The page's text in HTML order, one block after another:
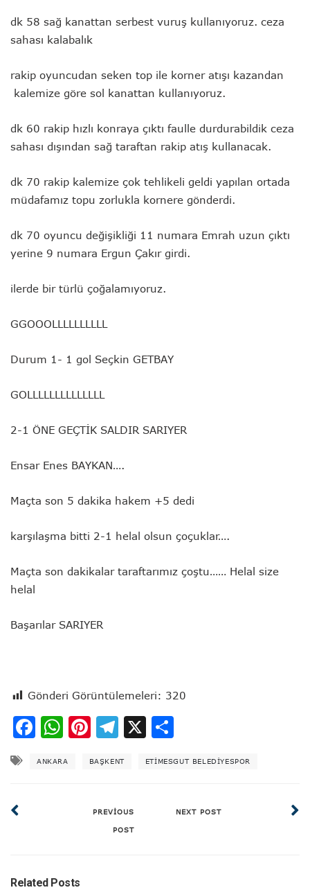
dk 58 sağ kanattan serbest vuruş kullanıyoruz. ceza
sahası kalabalık
rakip oyuncudan seken top ile korner atışı kazandan
kalemize göre sol kanattan kullanıyoruz.
dk 60 rakip hızlı konraya çıktı faulle durdurabildik ceza
sahası dışından sağ taraftan rakip atış kullanacak.
dk 70 rakip kalemize çok tehlikeli geldi yapılan ortada
müdafamız topu zorlukla kornere gönderdi.
dk 70 oyuncu değişikliği 11 numara Emrah uzun çıktı
yerine 9 numara Ergun Çakır girdi.
ilerde bir türlü çoğalamıyoruz.
GGOOOLLLLLLLLLL
Durum 1- 1 gol Seçkin GETBAY
GOLLLLLLLLLLLLLL
2-1 ÖNE GEÇTİK SALDIR SARIYER
Ensar Enes BAYKAN….
Maçta son 5 dakika hakem +5 dedi
karşılaşma bitti 2-1 helal olsun çoçuklar….
Maçta son dakikalar taraftarımız çoştu…… Helal size
helal
Başarılar SARIYER
Gönderi Görüntülemeleri: 320
Facebook
WhatsApp
Pinterest
Telegram
X
ANKARA BAŞKENT ETIMESGUT BELEDIYESPOR
PREVIOUS
POST
NEXT POST
Related Posts